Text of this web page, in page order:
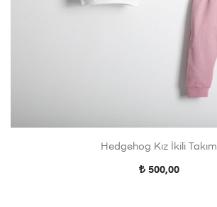
Hedgehog Kız İkili Takım
500,00